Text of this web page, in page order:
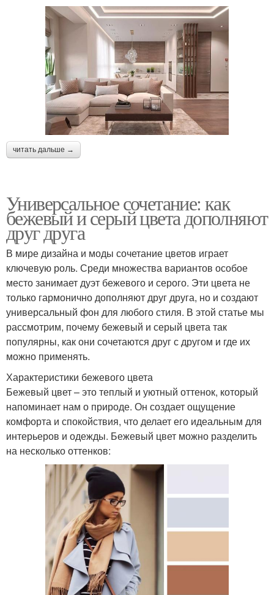
читать дальше →
Универсальное сочетание: как
бежевый и серый цвета дополняют
друг друга
В мире дизайна и моды сочетание цветов играет
ключевую роль. Среди множества вариантов особое
место занимает дуэт бежевого и серого. Эти цвета не
только гармонично дополняют друг друга, но и создают
универсальный фон для любого стиля. В этой статье мы
рассмотрим, почему бежевый и серый цвета так
популярны, как они сочетаются друг с другом и где их
можно применять.
Характеристики бежевого цвета
Бежевый цвет – это теплый и уютный оттенок, который
напоминает нам о природе. Он создает ощущение
комфорта и спокойствия, что делает его идеальным для
интерьеров и одежды. Бежевый цвет можно разделить
на несколько оттенков: